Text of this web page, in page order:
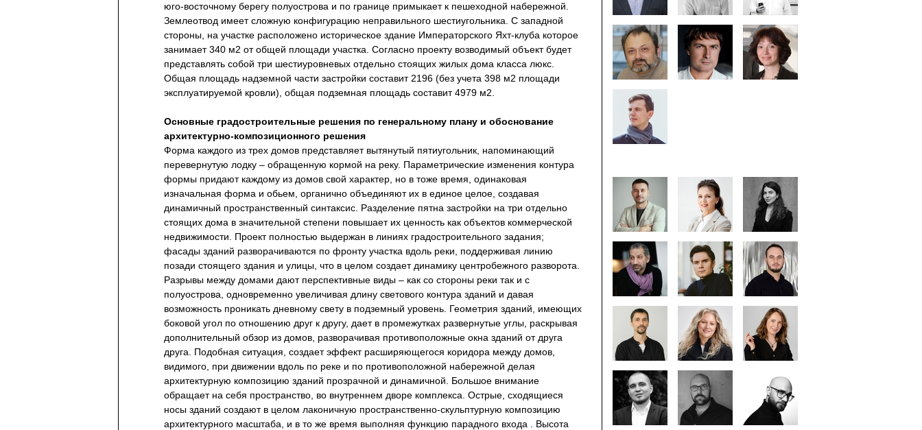
юго-восточному берегу полуострова и по границе примыкает к пешеходной набережной.
Землеотвод имеет сложную конфигурацию неправильного шестиугольника. С западной
стороны, на участке расположено историческое здание Императорского Яхт-клуба которое
занимает 340 м2 от общей площади участка. Согласно проекту возводимый объект будет
представлять собой три шестиуровневых отдельно стоящих жилых дома класса люкс.
Общая площадь надземной части застройки составит 2196 (без учета 398 м2 площади
эксплуатируемой кровли), общая подземная площадь составит 4979 м2.
Основные градостроительные решения по генеральному плану и обоснование
архитектурно-компoзиционного решения
Форма каждого из трех домов представляет вытянутый пятиугольник, напоминающий
перевернутую лодку – обращенную кормой на реку. Параметрические изменения контура
формы придают каждому из домов свой характер, но в тоже время, одинаковая
изначальная форма и обьем, органично объединяют их в единое целое, создавая
динамичный пространственный синтаксис. Разделение пятна застройки на три отдельно
стоящих дома в значительной степени повышает их ценность как объектов коммерческой
недвижимости. Проект полностью выдержан в линиях градостроительного задания;
фасады зданий разворачиваются по фронту участка вдоль реки, поддерживая линию
позади стоящего здания и улицы, что в целом создает динамику центробежного разворота.
Разрывы между домами дают перспективные виды – как со стороны реки так и с
полуострова, одновременно увеличивая длину светового контура зданий и давая
возможность проникать дневному свету в подземный уровень. Геометрия зданий, имеющих
боковой угол по отношению друг к другу, дает в промежутках развернутые углы, раскрывая
дополнительный обзор из домов, разворачивая противоположные окна зданий от друга
друга. Подобная ситуация, создает эффект расширяющегося коридора между домов,
видимого, при движении вдоль по реке и по противоположной набережной делая
архитектурную композицию зданий прозрачной и динамичной. Большое внимание
обращает на себя пространство, во внутреннем дворе комплекса. Острые, сходящиеся
носы зданий создают в целом лаконичную пространственно-скульптурную композицию
архитектурного масштаба, и в то же время выполняя функцию парадного входа . Высота